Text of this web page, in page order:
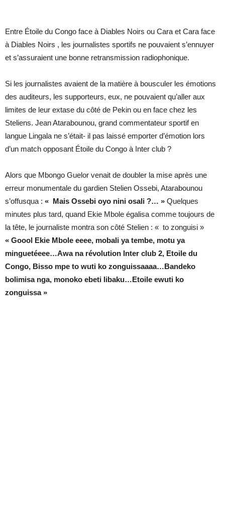
Entre Étoile du Congo face à Diables Noirs ou Cara et Cara face
à Diables Noirs , les journalistes sportifs ne pouvaient s’ennuyer
et s’assuraient une bonne retransmission radiophonique.
Si les journalistes avaient de la matière à bousculer les émotions
des auditeurs, les supporteurs, eux, ne pouvaient qu’aller aux
limites de leur extase du côté de Pekin ou en face chez les
Steliens. Jean Atarabounou, grand commentateur sportif en
langue Lingala ne s’était- il pas laissé emporter d’émotion lors
d’un match opposant Étoile du Congo à Inter club ?
Alors que Mbongo Guelor venait de doubler la mise après une
erreur monumentale du gardien Stelien Ossebi, Atarabounou
s’offusqua : « Mais Ossebi oyo nini osali ?… » Quelques
minutes plus tard, quand Ekie Mbole égalisa comme toujours de
la tête, le journaliste montra son côté Stelien : « to zonguisi »
« Goool Ekie Mbole eeee, mobali ya tembe, motu ya
minguetéeee…Awa na révolution Inter club 2, Etoile du
Congo, Bisso mpe to wuti ko zonguissaaaa…Bandeko
bolimisa nga, monoko ebeti libaku…Etoile ewuti ko
zonguissa »